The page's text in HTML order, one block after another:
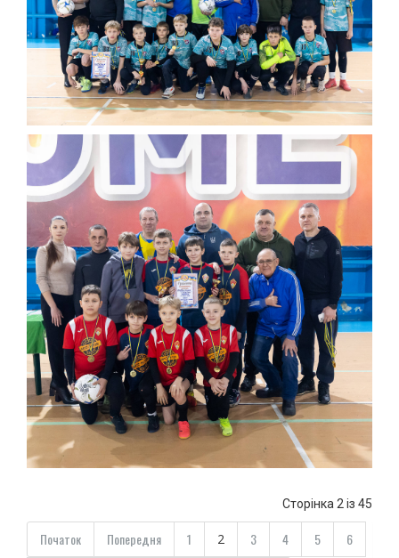
Сторінка 2 із 45
Початок Попередня 1 2 3 4 5
6